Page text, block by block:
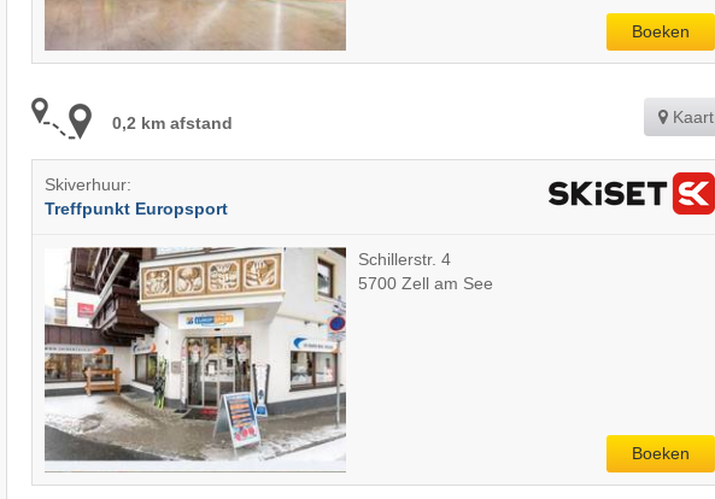
Boeken
0,2 km afstand Kaart
Skiverhuur:
Treffpunkt Europsport
Schillerstr. 4
5700 Zell am See
Boeken